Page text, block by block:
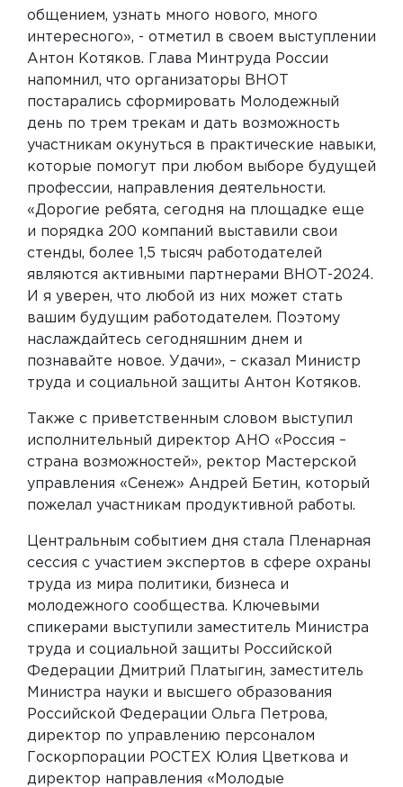
общением, узнать много нового, много
интересного», - отметил в своем выступлении
Антон Котяков. Глава Минтруда России
напомнил, что организаторы ВНОТ
постарались сформировать Молодежный
день по трем трекам и дать возможность
участникам окунуться в практические навыки,
которые помогут при любом выборе будущей
профессии, направления деятельности.
«Дорогие ребята, сегодня на площадке еще
и порядка 200 компаний выставили свои
стенды, более 1,5 тысяч работодателей
являются активными партнерами ВНОТ-2024.
И я уверен, что любой из них может стать
вашим будущим работодателем. Поэтому
наслаждайтесь сегодняшним днем и
познавайте новое. Удачи», – сказал Министр
труда и социальной защиты Антон Котяков.
Также с приветственным словом выступил
исполнительный директор АНО «Россия –
страна возможностей», ректор Мастерской
управления «Сенеж» Андрей Бетин, который
пожелал участникам продуктивной работы.
Центральным событием дня стала Пленарная
сессия с участием экспертов в сфере охраны
труда из мира политики, бизнеса и
молодежного сообщества. Ключевыми
спикерами выступили заместитель Министра
труда и социальной защиты Российской
Федерации Дмитрий Платыгин, заместитель
Министра науки и высшего образования
Российской Федерации Ольга Петрова,
директор по управлению персоналом
Госкорпорации РОСТЕХ Юлия Цветкова и
директор направления «Молодые